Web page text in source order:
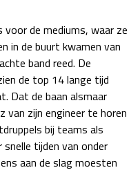
za 22:00 - 23:00
zo 21:00 - 23:00
za 05:00 - 06:00
zo 05:00 - 07:00
04 - 06 dec
za 15:00 - 16:00
voor de mediums, waar ze
in de buurt kwamen van
band reed. De
de top 14 lange tijd
Dat de baan alsmaar
van zijn engineer te horen
bij teams als
tijden van onder
aan de slag moesten